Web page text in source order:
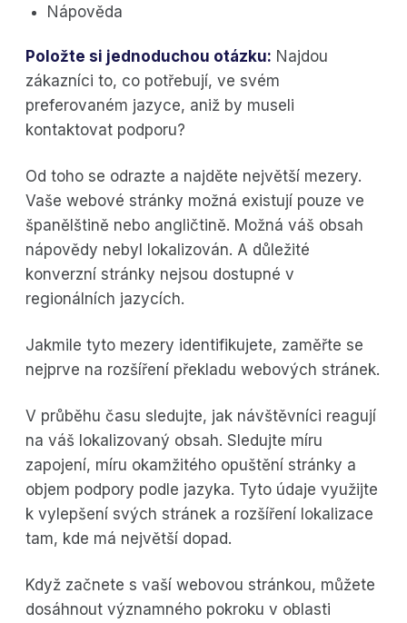
Nápověda
Položte si jednoduchou otázku: Najdou
zákazníci to, co potřebují, ve svém
preferovaném jazyce, aniž by museli
kontaktovat podporu?
Od toho se odrazte a najděte největší mezery.
Vaše webové stránky možná existují pouze ve
španělštině nebo angličtině. Možná váš obsah
nápovědy nebyl lokalizován. A důležité
konverzní stránky nejsou dostupné v
regionálních jazycích.
Jakmile tyto mezery identifikujete, zaměřte se
nejprve na rozšíření překladu webových stránek.
V průběhu času sledujte, jak návštěvníci reagují
na váš lokalizovaný obsah. Sledujte míru
zapojení, míru okamžitého opuštění stránky a
objem podpory podle jazyka. Tyto údaje využijte
k vylepšení svých stránek a rozšíření lokalizace
tam, kde má největší dopad.
Když začnete s vaší webovou stránkou, můžete
dosáhnout významného pokroku v oblasti